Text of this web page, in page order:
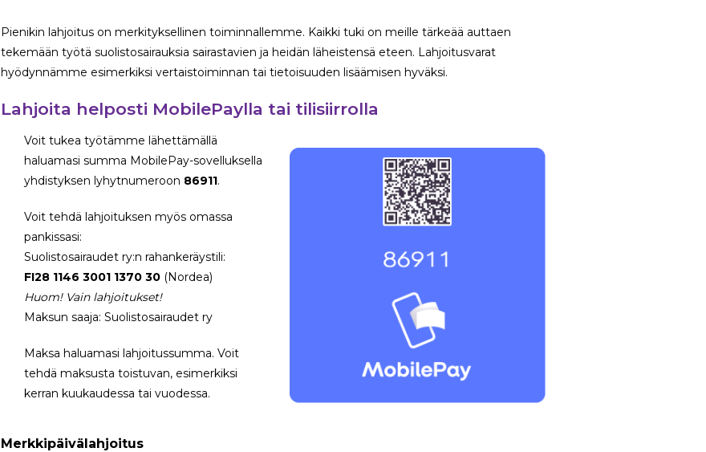
Pienikin lahjoitus on merkityksellinen toiminnallemme. Kaikki tuki on meille tärkeää auttaen
tekemään työtä suolistosairauksia sairastavien ja heidän läheistensä eteen. Lahjoitusvarat
hyödynnämme esimerkiksi vertaistoiminnan tai tietoisuuden lisäämisen hyväksi.
Lahjoita helposti MobilePaylla tai tilisiirrolla
Voit tukea työtämme lähettämällä
haluamasi summa MobilePay-sovelluksella
yhdistyksen lyhytnumeroon 86911.
Voit tehdä lahjoituksen myös omassa
pankissasi:
Suolistosairaudet ry:n rahankeräystili:
FI28 1146 3001 1370 30(Nordea)
Huom! Vain lahjoitukset!
Maksun saaja: Suolistosairaudet ry
Maksa haluamasi lahjoitussumma. Voit
tehdä maksusta toistuvan, esimerkiksi
kerran kuukaudessa tai vuodessa.
Merkkipäivälahjoitus